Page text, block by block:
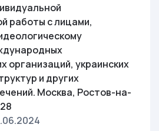
работы с лицами,
организаций, украинских
и других
Москва, Ростов-на-